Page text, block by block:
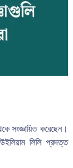
সংজ্ঞায়িত করেছেন।
লিলি প্রদত্ত